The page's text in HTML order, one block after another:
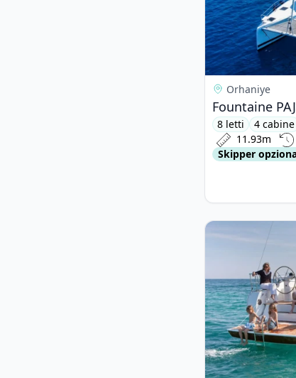
Orhaniye
Fountaine
8 letti 4 cabine
11.93m
Skipper
View details for